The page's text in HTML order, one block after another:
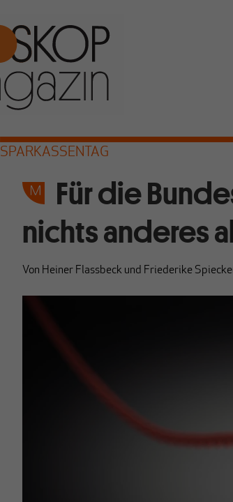
SPARKASSENTAG
Für die
nichts anderes
Von Heiner Flassbeck und Friederike